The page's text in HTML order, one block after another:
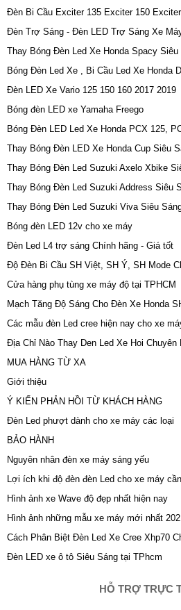
Đèn Bi Cầu Exciter 135 Exciter 150
Đèn Trợ Sáng - Đèn LED Trợ Sáng Xe
Thay Bóng Đèn Led Xe Honda Spacy Siêu
Bóng Đèn Led Xe , Bi Cầu Led Xe Honda
Đèn LED Xe Vario 125 150 160 2017 2019
Bóng đèn LED xe Yamaha Freego
Bóng Đèn LED Led Xe Honda PCX 125,
Thay Bóng Đèn LED Xe Honda Cup Siêu
Thay Bóng Đèn Led Suzuki Axelo Xbike
Thay Bóng Đèn Led Suzuki Address Siêu
Thay Bóng Đèn Led Suzuki Viva Siêu
Bóng đèn LED 12v cho xe máy
Đèn Led L4 trợ sáng Chính hãng - Giá tốt
Độ Đèn Bi Cầu SH Việt, SH Ý, SH Mode
Cửa hàng phụ tùng xe máy độ tại TPHCM
Mạch Tăng Độ Sáng Cho Đèn Xe Honda
Các mẫu đèn Led cree hiện nay cho xe
Địa Chỉ Nào Thay Den Led Xe Hoi Chuyên
MUA HÀNG TỪ XA
Giới thiệu
Ý KIẾN PHẢN HỒI TỪ KHÁCH HÀNG
Đèn Led phượt dành cho xe máy các loại
BẢO HÀNH
Nguyên nhân đèn xe máy sáng yếu
Lợi ích khi độ đèn đèn Led cho xe máy
Hình ảnh xe Wave độ đẹp nhất hiện nay
Hình ảnh những mẫu xe máy mới nhất
Cách Phân Biệt Đèn Led Xe Cree Xhp70
Đèn LED xe ô tô Siêu Sáng tại TPhcm
HỖ TRỢ TRỰC